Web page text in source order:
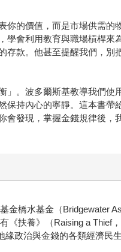
的價值，而是市場供需的
會利用教育與職場槓桿來
款。他甚至提醒我們，別
。波多爾斯基教導我們使
持內心的寧靜。這本書帶
發現，掌握金錢規律後，
金橋水基金（Bridgewater
《扶養》（Raising a Thief
政治與金錢的各類經濟民